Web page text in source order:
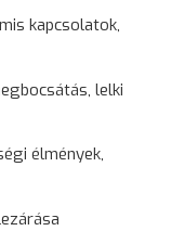
kapcsolatok,
lelki
élmények,